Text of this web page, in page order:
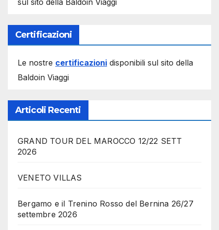
sul sito della Baldoin Viaggi
Certificazioni
Le nostre certificazioni disponibili sul sito della
Baldoin Viaggi
Articoli Recenti
GRAND TOUR DEL MAROCCO 12/22 SETT
2026
VENETO VILLAS
Bergamo e il Trenino Rosso del Bernina 26/27
settembre 2026